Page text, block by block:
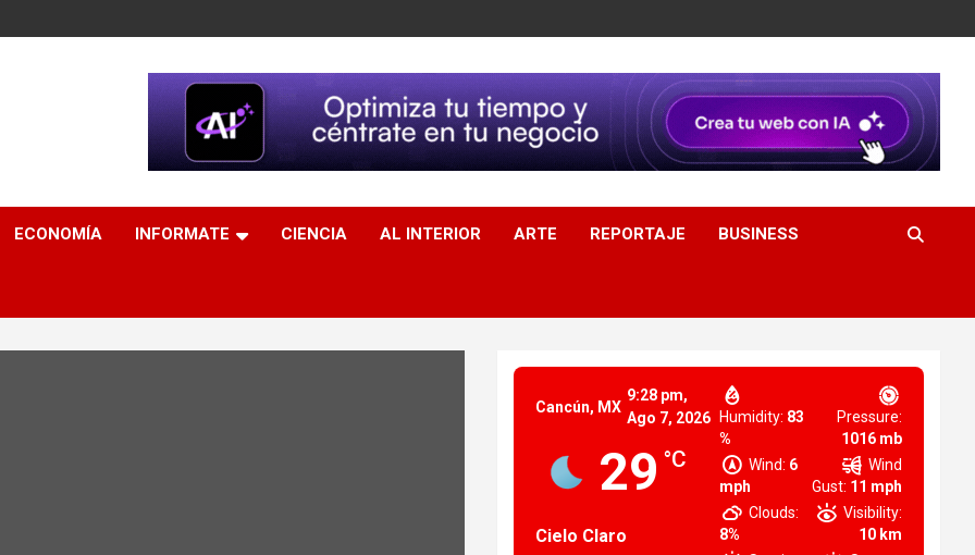
ECONOMÍA INFORMATE CIENCIA AL INTERIOR ARTE REPORTAJE BUSINESS
Cancún, MX
9:28 pm,
Ago 7, 2026
29 °C
Cielo Claro
Humidity: 83
%
Pressure:
1016 mb
Wind: 6
mph
Wind
Gust: 11 mph
Clouds:
8%
Visibility:
10 km